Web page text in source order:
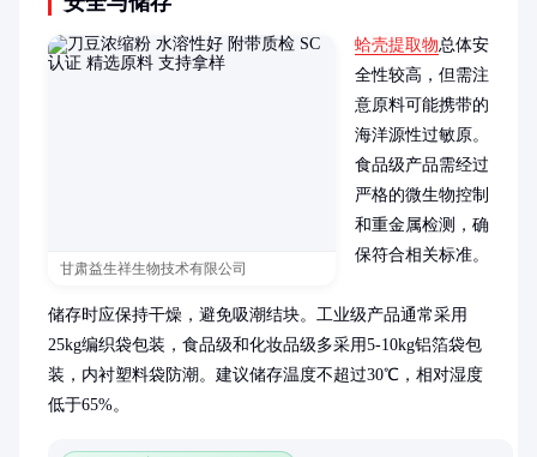
甘肃益生祥生物技术有限公司
蛤壳提取物总体安
全性较高，但需注
意原料可能携带的
海洋源性过敏原。
食品级产品需经过
严格的微生物控制
和重金属检测，确
保符合相关标准。
储存时应保持干燥，避免吸潮结块。工业级产品通常采用
25kg编织袋包装，食品级和化妆品级多采用5-10kg铝箔袋包
装，内衬塑料袋防潮。建议储存温度不超过30℃，相对湿度
低于65%。